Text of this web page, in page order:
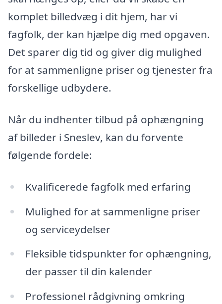
komplet billedvæg i dit hjem, har vi
fagfolk, der kan hjælpe dig med opgaven.
Det sparer dig tid og giver dig mulighed
for at sammenligne priser og tjenester fra
forskellige udbydere.
Når du indhenter tilbud på ophængning
af billeder i Sneslev, kan du forvente
følgende fordele:
Kvalificerede fagfolk med erfaring
Mulighed for at sammenligne priser
og serviceydelser
Fleksible tidspunkter for ophængning,
der passer til din kalender
Professionel rådgivning omkring